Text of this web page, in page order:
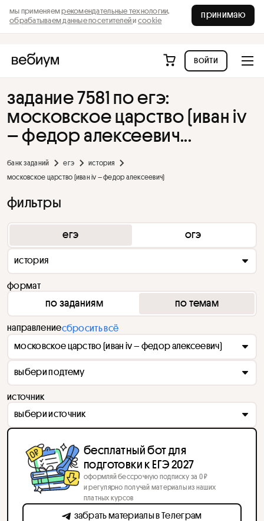
мы применяемрекомендательные технологии,
обрабатываем данные посетителейи cookie
принимаю
войти
задание 7581 по егэ:
московское царство (иван iv
– федор алексеевич...
банк заданий егэ
история
московское царство (иван iv – федор алексеевич)
фильтры
егэ огэ
история
формат
по заданиям по темам
направлениесбросить всё
московское царство (иван iv – федор алексеевич)
выбери подтему
источник
выбери источник
бесплатный бот для
подготовки к ЕГЭ 2027
оформляй бессрочную подписку за 0 ₽
и регулярно получай материалы из наших
платных курсов
забрать материалы в Телеграм